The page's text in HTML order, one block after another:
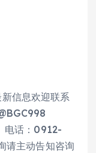
信息欢迎联系
话：0912-
请主动告知咨询